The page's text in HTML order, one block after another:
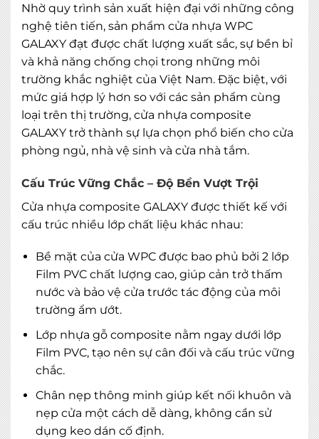
MIỄN PHÍ THIẾT KẾ 3D, ĐO ĐẠC
Nhờ quy trình sản xuất hiện đại với những công
nghệ tiên tiến, sản phẩm cửa nhựa WPC
GALAXY đạt được chất lượng xuất sắc, sự bền bỉ
và khả năng chống chọi trong những môi
trường khắc nghiệt của Việt Nam. Đặc biệt, với
mức giá hợp lý hơn so với các sản phẩm cùng
loại trên thị trường, cửa nhựa composite
GALAXY trở thành sự lựa chọn phổ biến cho cửa
phòng ngủ, nhà vệ sinh và cửa nhà tắm.
Cấu Trúc Vững Chắc – Độ Bền Vượt Trội
Cửa nhựa composite GALAXY được thiết kế với
cấu trúc nhiều lớp chất liệu khác nhau:
Bề mặt của cửa WPC được bao phủ bởi 2 lớp
Film PVC chất lượng cao, giúp cản trở thấm
nước và bảo vệ cửa trước tác động của môi
trường ẩm ướt.
Lớp nhựa gỗ composite nằm ngay dưới lớp
Film PVC, tạo nên sự cân đối và cấu trúc vững
chắc.
Chân nẹp thông minh giúp kết nối khuôn và
nẹp cửa một cách dễ dàng, không cần sử
dụng keo dán cố định.